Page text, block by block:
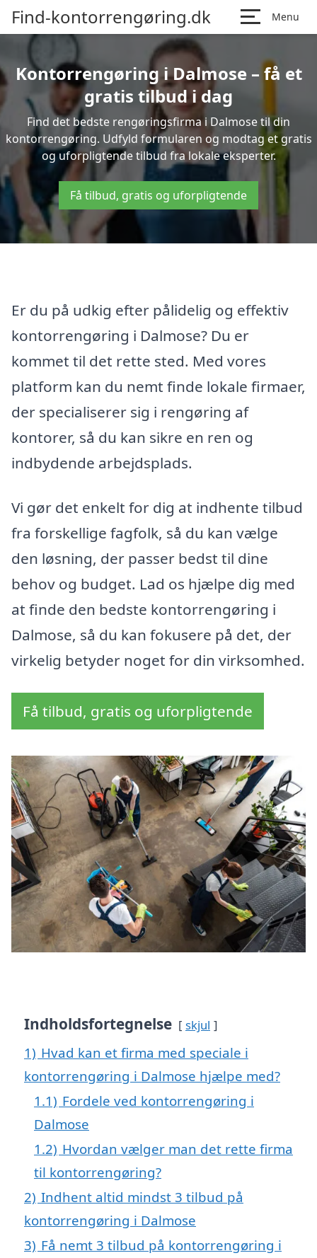
Find-kontorrengøring.dk Menu
Kontorrengøring i Dalmose – få et
gratis tilbud i dag
Find det bedste rengøringsfirma i Dalmose til din
kontorrengøring. Udfyld formularen og modtag et gratis
og uforpligtende tilbud fra lokale eksperter.
Få tilbud, gratis og uforpligtende
Er du på udkig efter pålidelig og effektiv
kontorrengøring i Dalmose? Du er
kommet til det rette sted. Med vores
platform kan du nemt finde lokale firmaer,
der specialiserer sig i rengøring af
kontorer, så du kan sikre en ren og
indbydende arbejdsplads.
Vi gør det enkelt for dig at indhente tilbud
fra forskellige fagfolk, så du kan vælge
den løsning, der passer bedst til dine
behov og budget. Lad os hjælpe dig med
at finde den bedste kontorrengøring i
Dalmose, så du kan fokusere på det, der
virkelig betyder noget for din virksomhed.
Få tilbud, gratis og uforpligtende
Indholdsfortegnelse skjul
1) Hvad kan et firma med speciale i
kontorrengøring i Dalmose hjælpe med?
1.1) Fordele ved kontorrengøring i
Dalmose
1.2) Hvordan vælger man det rette firma
til kontorrengøring?
2) Indhent altid mindst 3 tilbud på
kontorrengøring i Dalmose
3) Få nemt 3 tilbud på kontorrengøring i